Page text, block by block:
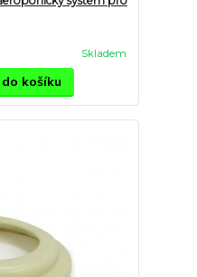
Skladem
košíku